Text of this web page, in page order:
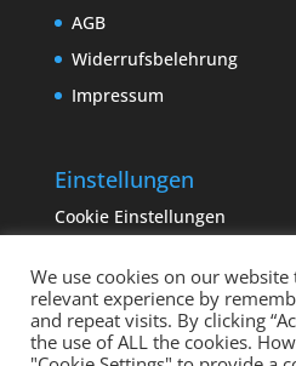
AGB
Widerrufsbelehrung
Impressum
Einstellungen
Cookie Einstellungen
We use cookies on our
relevant experience by
and repeat visits. By clicking
the use of ALL the cookies.